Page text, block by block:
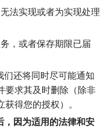
法实现或者为实现处理
，或者保存期限已届
们还将同时尽可能通知
要求其及时删除（除非
得您的授权）。
，因为适用的法律和安